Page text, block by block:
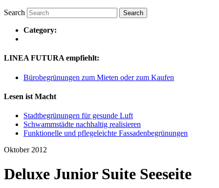
Search
Category:
LINEA FUTURA empfiehlt:
Bürobegrünungen zum Mieten oder zum Kaufen
Lesen ist Macht
Stadtbegrünungen für gesunde Luft
Schwammstädte nachhaltig realisieren
Funktionelle und pflegeleichte Fassadenbegrünungen
Oktober 2012
Deluxe Junior Suite Seeseite